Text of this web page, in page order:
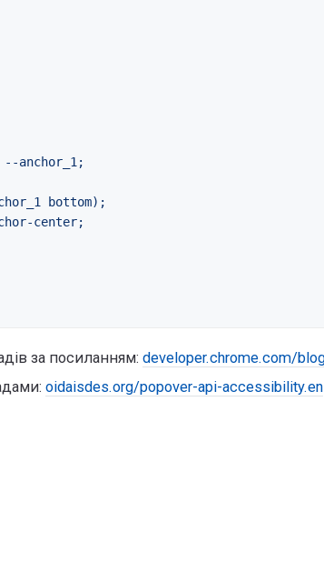
anchor_1;
bottom);
center;
за посиланням: developer.chrome.com/
oidaisdes.org/popover-api-accessibility.en